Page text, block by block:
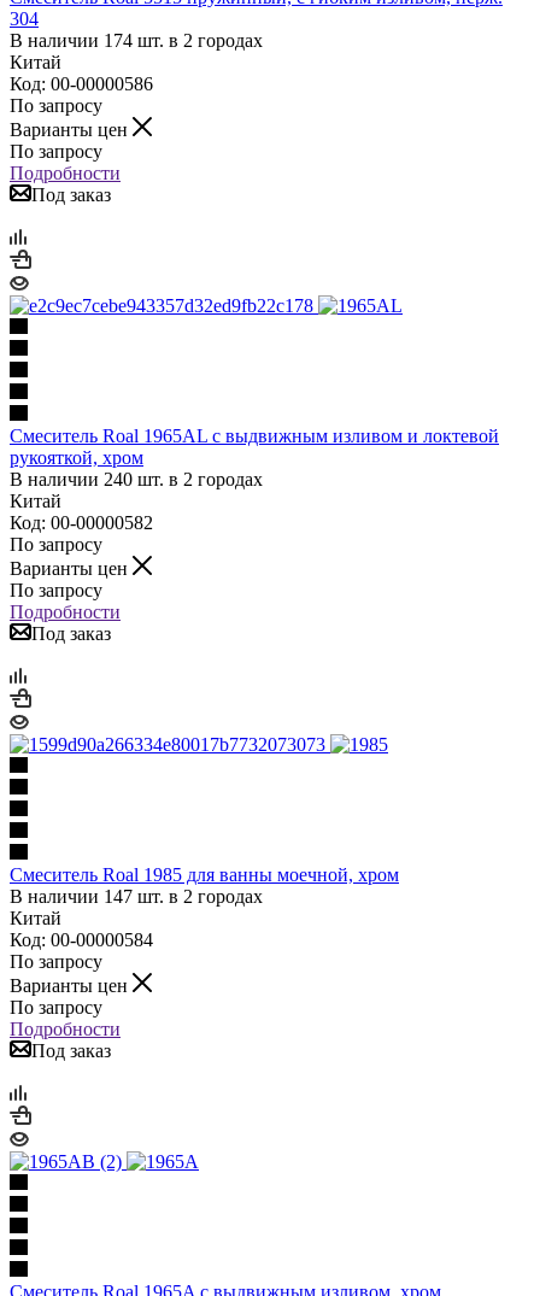
304
В наличии 174 шт. в 2 городах
Китай
Код: 00-00000586
По запросу
Варианты цен
По запросу
Подробности
Под заказ
Смеситель Roal 1965AL с выдвижным изливом и локтевой
рукояткой, хром
В наличии 240 шт. в 2 городах
Китай
Код: 00-00000582
По запросу
Варианты цен
По запросу
Подробности
Под заказ
Смеситель Roal 1985 для ванны моечной, хром
В наличии 147 шт. в 2 городах
Китай
Код: 00-00000584
По запросу
Варианты цен
По запросу
Подробности
Под заказ
Смеситель Roal 1965A с выдвижным изливом, хром